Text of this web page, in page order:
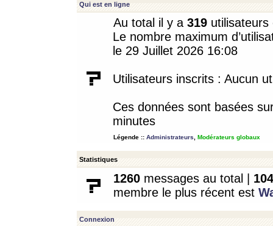
Qui est en ligne
Au total il y a 319
Le nombre maximum
le 29 Juillet 2026 16:08
Utilisateurs inscrits : Aucun
Ces données sont basées
minutes
Légende :: Administrateurs Modérateurs globaux
Statistiques
1260 messages au total | 104
membre le plus récent est
Connexion